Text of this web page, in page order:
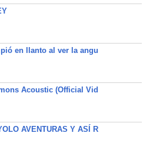
en llanto al ver la angu
Acoustic (Official Vid
AVENTURAS Y ASÍ R